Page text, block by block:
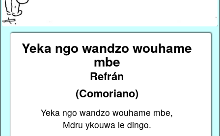
Yeka ngo wandzo wouhame
mbe
Refrán
(Comoriano)
Yeka ngo wandzo wouhame mbe,
Mdru ykouwa le dingo.